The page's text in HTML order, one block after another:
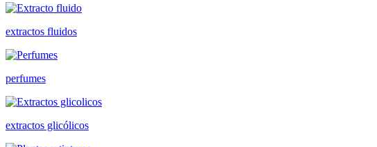
extractos fluidos
perfumes
extractos glicólicos